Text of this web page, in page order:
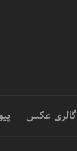
گالری عکس